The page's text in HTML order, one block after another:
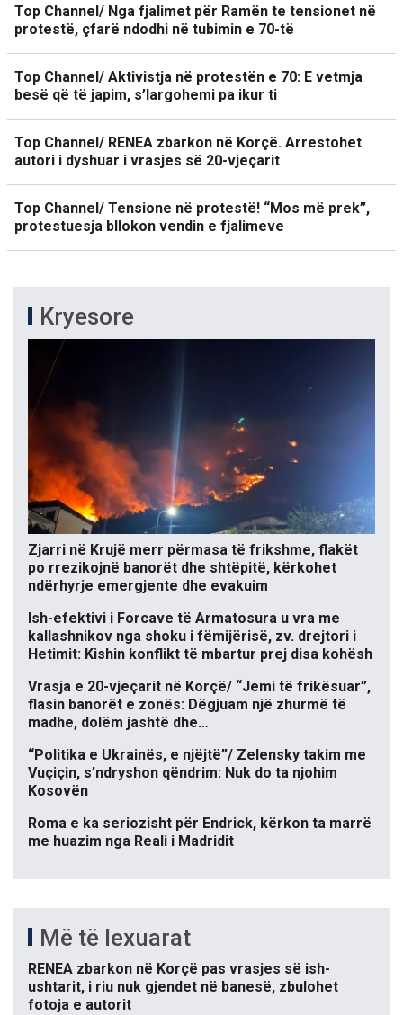
Top Channel/ Nga fjalimet për Ramën te tensionet në
protestë, çfarë ndodhi në tubimin e 70-të
Top Channel/ Aktivistja në protestën e 70: E vetmja
besë që të japim, s’largohemi pa ikur ti
Top Channel/ RENEA zbarkon në Korçë. Arrestohet
autori i dyshuar i vrasjes së 20-vjeçarit
Top Channel/ Tensione në protestë! “Mos më prek”,
protestuesja bllokon vendin e fjalimeve
Kryesore
Zjarri në Krujë merr përmasa të frikshme, flakët
po rrezikojnë banorët dhe shtëpitë, kërkohet
ndërhyrje emergjente dhe evakuim
Ish-efektivi i Forcave të Armatosura u vra me
kallashnikov nga shoku i fëmijërisë, zv. drejtori i
Hetimit: Kishin konflikt të mbartur prej disa kohësh
Vrasja e 20-vjeçarit në Korçë/ “Jemi të frikësuar”,
flasin banorët e zonës: Dëgjuam një zhurmë të
madhe, dolëm jashtë dhe…
“Politika e Ukrainës, e njëjtë”/ Zelensky takim me
Vuçiçin, s’ndryshon qëndrim: Nuk do ta njohim
Kosovën
Roma e ka seriozisht për Endrick, kërkon ta marrë
me huazim nga Reali i Madridit
Më të lexuarat
RENEA zbarkon në Korçë pas vrasjes së ish-
ushtarit, i riu nuk gjendet në banesë, zbulohet
fotoja e autorit